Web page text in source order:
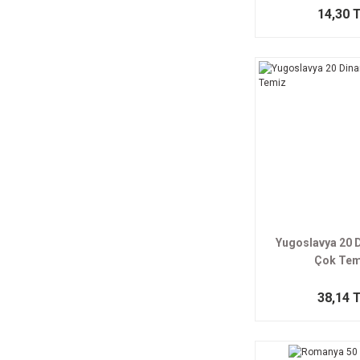
14,30
Yugoslavya 20
Çok
38,14